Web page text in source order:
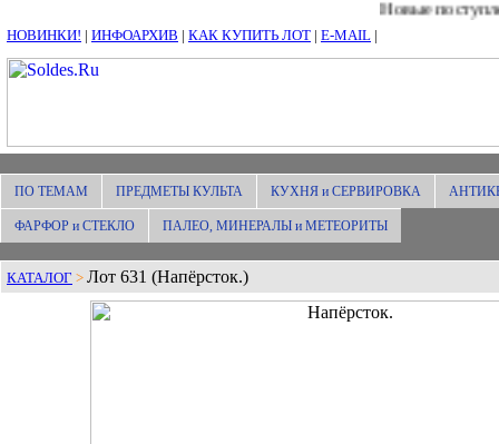
Новые
НОВИНКИ! | ИНФОАРХИВ | КАК КУПИТЬ ЛОТ | E-MAIL |
ПО ТЕМАМ ПРЕДМЕТЫ КУЛЬТА КУХНЯ и СЕРВИРОВКА
ФАРФОР и СТЕКЛО ПАЛЕО, МИНЕРАЛЫ и МЕТЕОРИТЫ
КАТАЛОГ > Лот 631 (Напёрсток.)